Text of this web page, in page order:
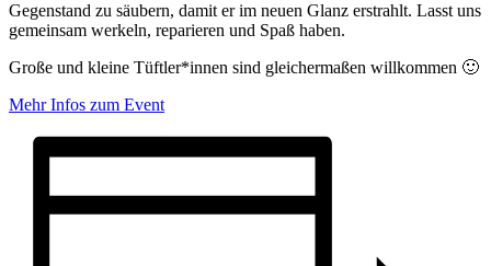
Gegenstand zu säubern, damit er im neuen Glanz erstrahlt. Lasst uns
gemeinsam werkeln, reparieren und Spaß haben.
Große und kleine Tüftler*innen sind gleichermaßen willkommen 🙂
Mehr Infos zum Event